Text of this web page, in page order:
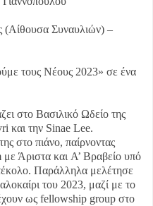
(Αίθουσα Συναυλιών) –
τους Νέους 2023» σε ένα
στο Βασιλικό Ωδείο της
και την Sinae Lee.
στο πιάνο, παίρνοντας
Άριστα και A’ Βραβείο υπό
Παράλληλα μελέτησε
του 2023, μαζί με το
ως fellowship group στο